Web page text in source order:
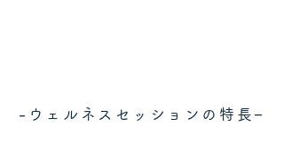
-ウェルネスセッションの特長−